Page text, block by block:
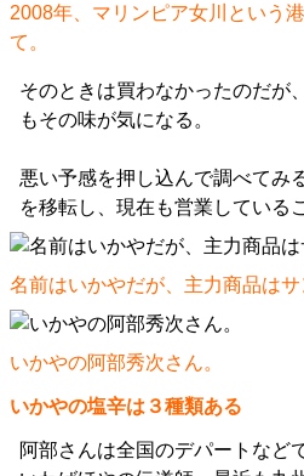
2008年、マリンピア女川という
て。
そのときは買わなかったのだが
もその味が気になる。
悪い予感を押し込んで調べてみ
を移転し、現在も営業している
名前はいかやだが、主力商品はサ
いかやの阿部秀次さん。
いかやの塩辛は３種類ある
阿部さんは全国のデパートなど